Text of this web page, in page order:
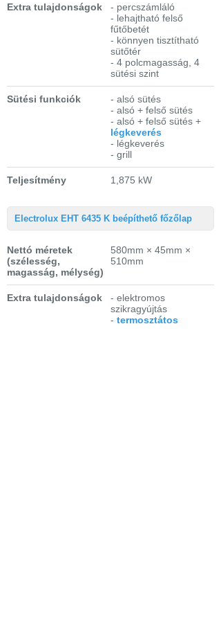
Extra tulajdonságok
- percszámláló
- lehajtható felső
fűtőbetét
- könnyen tisztítható
sütőtér
- 4 polcmagasság, 4
sütési szint
Sütési funkciók
- alsó sütés
- alsó + felső sütés
- alsó + felső sütés +
légkeverés
- légkeverés
- grill
Teljesítmény 1,875 kW
Electrolux EHT 6435 K beépíthető főzőlap
Nettó méretek
(szélesség,
magasság, mélység)
580mm × 45mm ×
510mm
Extra tulajdonságok
- elektromos
szikragyújtás
- termosztátos